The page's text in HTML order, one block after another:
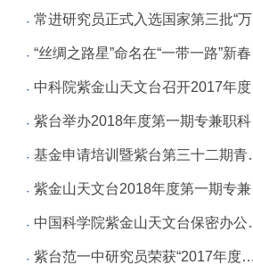
常进研究员正式入选国家第三批“万人计划”人员名单
“丝绸之路星”命名在“一带一路”新春联欢会上举行
中科院紫金山天文台召开2017年度领导班子民主生活会
紫台举办2018年度第一期专兼职科研财务助理培训
基金申请培训暨紫台第三十二期青年论坛顺利举办
紫金山天文台2018年度第一期专兼职科研财务助理培训日程安排
中国科学院紫金山天文台保密办公室荣获“中国科学院2014-2017年度安全保卫保密先进集体”称号
紫台范一中研究员荣获“2017年度中国科学院青年科学家奖”